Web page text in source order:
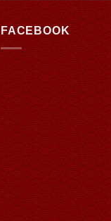
FACEBOOK